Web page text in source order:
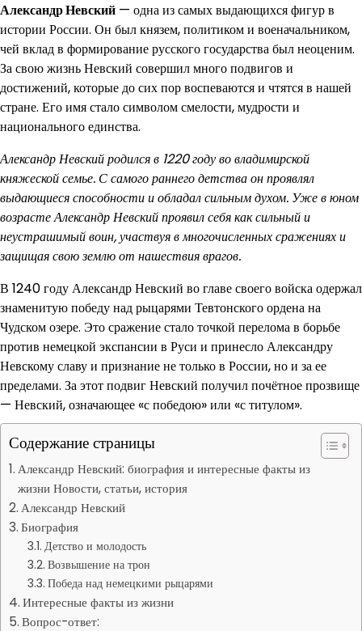
Александр Невский — одна из самых выдающихся фигур в
истории России. Он был князем, политиком и военачальником,
чей вклад в формирование русского государства был неоценим.
За свою жизнь Невский совершил много подвигов и
достижений, которые до сих пор воспеваются и чтятся в нашей
стране. Его имя стало символом смелости, мудрости и
национального единства.
Александр Невский родился в 1220 году во владимирской
княжеской семье. С самого раннего детства он проявлял
выдающиеся способности и обладал сильным духом. Уже в юном
возрасте Александр Невский проявил себя как сильный и
неустрашимый воин, участвуя в многочисленных сражениях и
защищая свою землю от нашествия врагов.
В 1240 году Александр Невский во главе своего войска одержал
знаменитую победу над рыцарями Тевтонского ордена на
Чудском озере. Это сражение стало точкой перелома в борьбе
против немецкой экспансии в Руси и принесло Александру
Невскому славу и признание не только в России, но и за ее
пределами. За этот подвиг Невский получил почётное прозвище
— Невский, означающее «с победою» или «с титулом».
Содержание страницы
Александр Невский: биография и интересные факты из
жизни Новости, статьи, история
Александр Невский
Биография
Детство и молодость
Возвышение на трон
Победа над немецкими рыцарями
Интересные факты из жизни
Вопрос-ответ: